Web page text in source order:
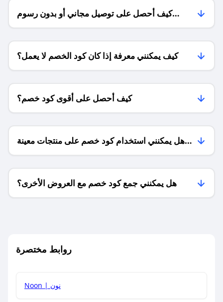
كيف أحصل على توصيل مجاني أو بدون رسوم
الشحن ؟
كيف يمكنني معرفة إذا كان كود الخصم لا يعمل؟
كيف أحصل على أقوى كود خصم؟
هل يمكنني استخدام كود خصم على منتجات معينة
فقط؟
هل يمكنني جمع كود خصم مع العروض الأخرى؟
روابط مختصرة
Noon | نون